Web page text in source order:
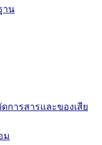
าน
การสารและของเสีย
ม